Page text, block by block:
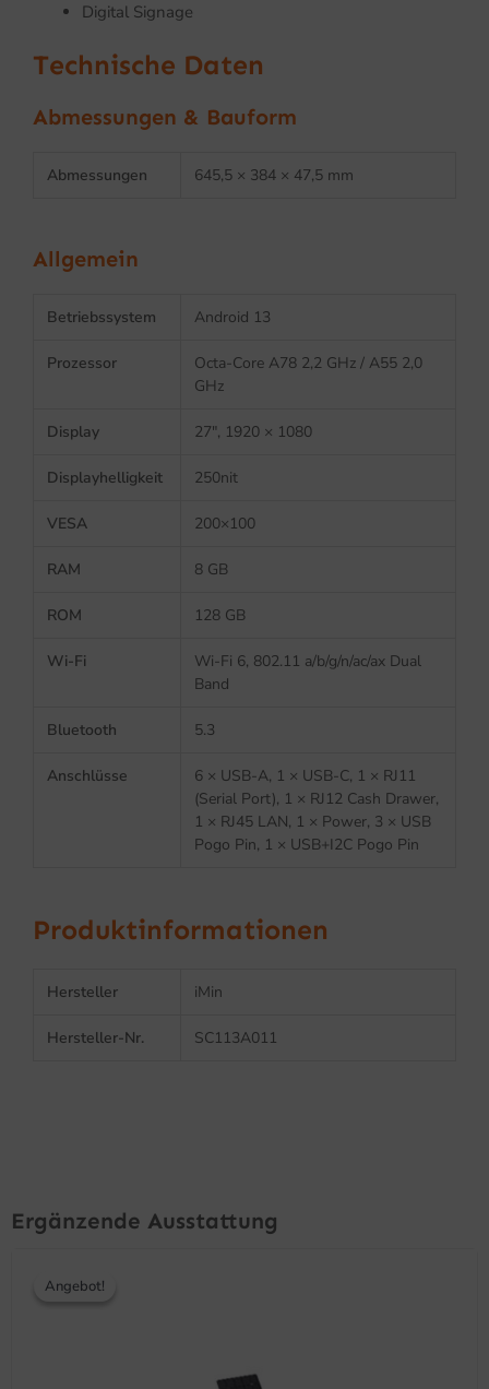
Digital Signage
Technische Daten
Abmessungen & Bauform
Abmessungen 645,5 × 384 × 47,5 mm
Allgemein
Betriebssystem Android 13
Prozessor
Octa-Core A78 2,2 GHz / A55 2,0
GHz
Display 27″, 1920 × 1080
Displayhelligkeit 250nit
VESA 200×100
RAM 8 GB
ROM 128 GB
Wi-Fi
Wi-Fi 6, 802.11 a/b/g/n/ac/ax Dual
Band
Bluetooth 5.3
Anschlüsse
6 × USB-A, 1 × USB-C, 1 × RJ11
(Serial Port), 1 × RJ12 Cash Drawer,
1 × RJ45 LAN, 1 × Power, 3 × USB
Pogo Pin, 1 × USB+I2C Pogo Pin
Produktinformationen
Hersteller iMin
Hersteller-Nr. SC113A011
Ergänzende Ausstattung
Angebot!
Angebot!